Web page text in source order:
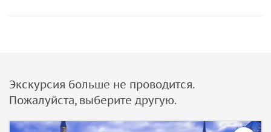
Экскурсия больше не проводится.
Пожалуйста, выберите другую.